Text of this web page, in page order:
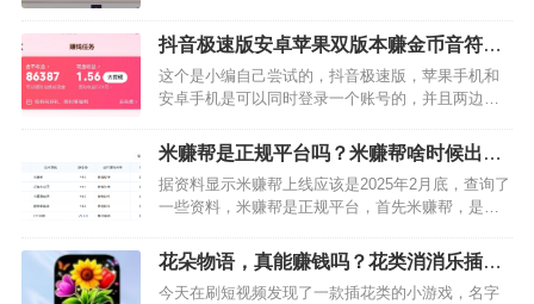
包，撸极速已经撸到极致，养机养了5天，标签还没
有中…
抖音极速版安卓苹果双版本赚金币音符玩
法
这个是小编自己尝试的，抖音极速版，苹果手机和
安卓手机是可以同时登录一个账号的，并且两边显
的。小编发现苹果手机上有看广告的玩法，不过有
冷却时间，最开始我是20分…
米赚帮是正规平台吗？米赚帮啥时候出来
的
据资料显示米赚帮上线应该是2025年2月底，查询了
一些资料，米赚帮是正规平台，首先米赚帮，是由
享天成互动网络科技有限公司，是一家成立比较久
的互联网公司，…
花朵物语，真能赚钱吗？花类消消乐插花
也可以赚钱
今天在刷短视频发现了一款插花类的小游戏，名字